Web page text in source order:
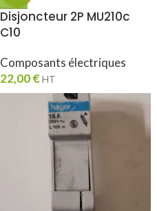
Disjoncteur 2P MU210c
C10
Composants électriques
22,00€HT